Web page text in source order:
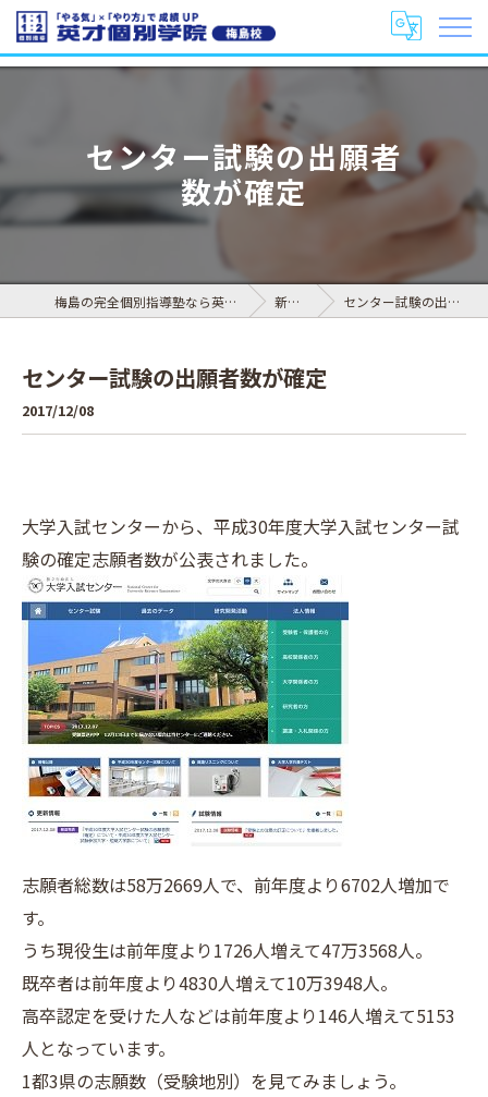
センター試験の出願者
数が確定
梅島の完全個別指導塾なら英才個別学院 梅島校 新着情報 センター試験の出願者数が確定
センター試験の出願者数が確定
2017/12/08
大学入試センターから、平成30年度大学入試センター試
験の確定志願者数が公表されました。
志願者総数は58万2669人で、前年度より6702人増加で
す。
うち現役生は前年度より1726人増えて47万3568人。
既卒者は前年度より4830人増えて10万3948人。
高卒認定を受けた人などは前年度より146人増えて5153
人となっています。
1都3県の志願数（受験地別）を見てみましょう。